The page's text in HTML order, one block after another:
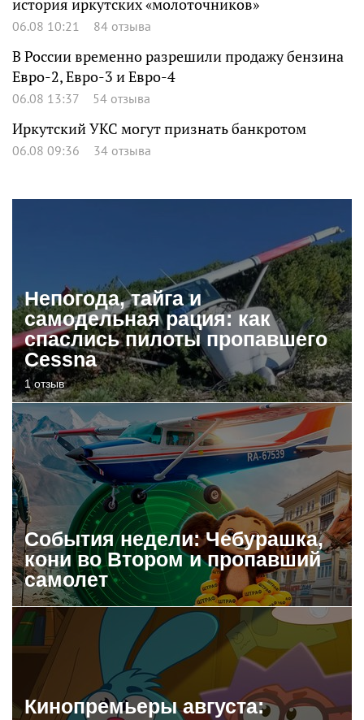
история иркутских «молоточников»
06.08 10:21 84 отзыва
В России временно разрешили продажу бензина
Евро-2, Евро-3 и Евро-4
06.08 13:37 54 отзыва
Иркутский УКС могут признать банкротом
06.08 09:36 34 отзыва
Непогода, тайга и
самодельная рация: как
спаслись пилоты пропавшего
Cessna
1 отзыв
События недели: Чебурашка,
кони во Втором и пропавший
самолет
Кинопремьеры августа: